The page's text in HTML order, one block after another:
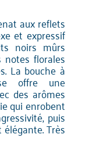
aux reflets
et expressif
noirs mûrs
notes florales
La bouche à
offre une
des arômes
qui enrobent
puis
Très